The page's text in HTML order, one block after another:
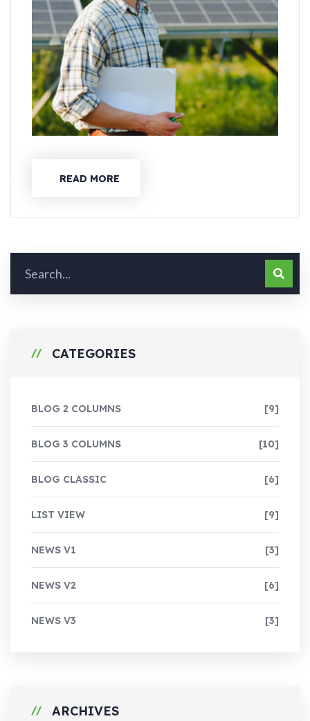
READ MORE
CATEGORIES
BLOG 2 COLUMNS [9]
BLOG 3 COLUMNS [10]
BLOG CLASSIC [6]
LIST VIEW [9]
NEWS V1 [3]
NEWS V2 [6]
NEWS V3 [3]
ARCHIVES